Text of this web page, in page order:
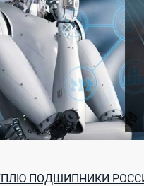
ПОДШИПНИКИ